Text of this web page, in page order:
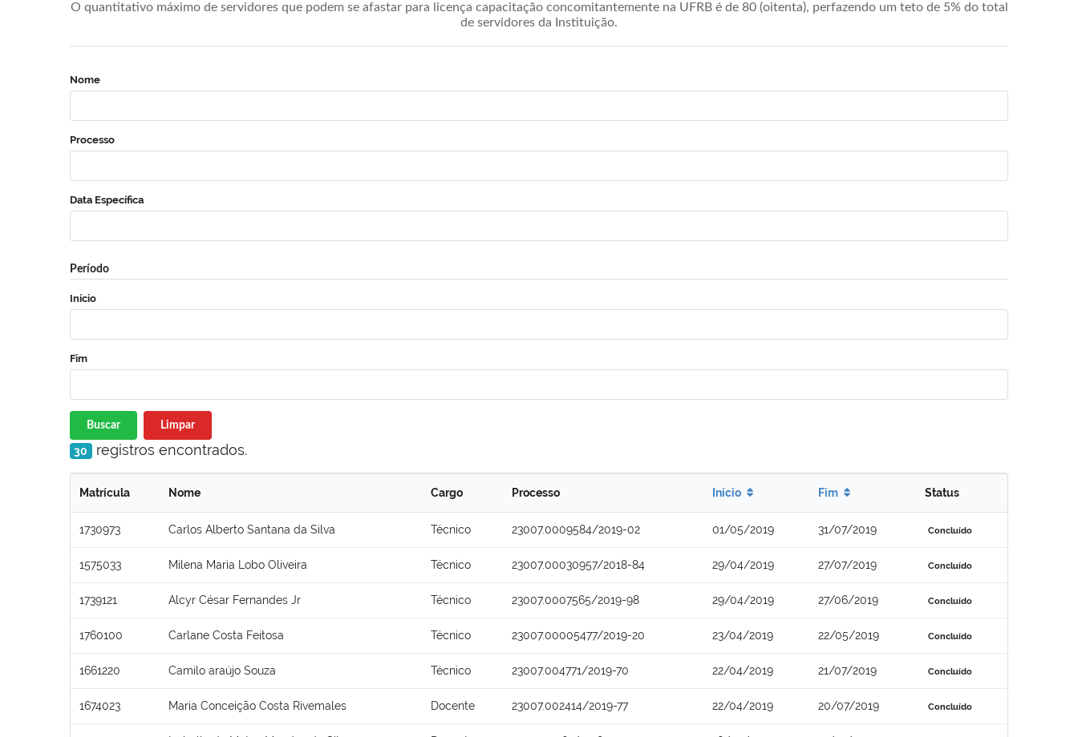
O quantitativo máximo de servidores que podem se afastar para licença capacitação concomitantemente na UFRB é de 80 (oitenta), perfazendo um teto de 5% do total
de servidores da Instituição.
Nome
Processo
Data Específica
Período
Início
Fim
Buscar Limpar
30 registros encontrados.
Matrícula Nome Cargo Processo Início Fim Status
1730973 Carlos Alberto Santana da Silva Técnico 23007.0009584/2019-02 01/05/2019 31/07/2019 Concluído
1575033 Milena Maria Lobo Oliveira Técnico 23007.00030957/2018-84 29/04/2019 27/07/2019 Concluído
1739121 Alcyr César Fernandes Jr Técnico 23007.0007565/2019-98 29/04/2019 27/06/2019 Concluído
1760100 Carlane Costa Feitosa Técnico 23007.00005477/2019-20 23/04/2019 22/05/2019 Concluído
1661220 Camilo araújo Souza Técnico 23007.004771/2019-70 22/04/2019 21/07/2019 Concluído
1674023 Maria Conceição Costa Rivemales Docente 23007.002414/2019-77 22/04/2019 20/07/2019 Concluído